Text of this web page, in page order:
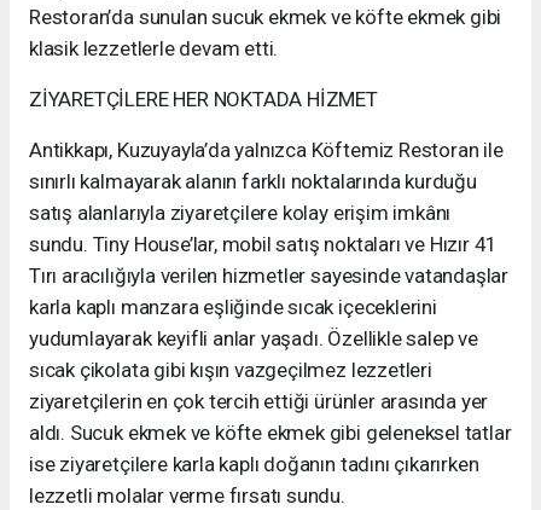
Restoran’da sunulan sucuk ekmek ve köfte ekmek gibi
klasik lezzetlerle devam etti.
ZİYARETÇİLERE HER NOKTADA HİZMET
Antikkapı, Kuzuyayla’da yalnızca Köftemiz Restoran ile
sınırlı kalmayarak alanın farklı noktalarında kurduğu
satış alanlarıyla ziyaretçilere kolay erişim imkânı
sundu. Tiny House’lar, mobil satış noktaları ve Hızır 41
Tırı aracılığıyla verilen hizmetler sayesinde vatandaşlar
karla kaplı manzara eşliğinde sıcak içeceklerini
yudumlayarak keyifli anlar yaşadı. Özellikle salep ve
sıcak çikolata gibi kışın vazgeçilmez lezzetleri
ziyaretçilerin en çok tercih ettiği ürünler arasında yer
aldı. Sucuk ekmek ve köfte ekmek gibi geleneksel tatlar
ise ziyaretçilere karla kaplı doğanın tadını çıkarırken
lezzetli molalar verme fırsatı sundu.